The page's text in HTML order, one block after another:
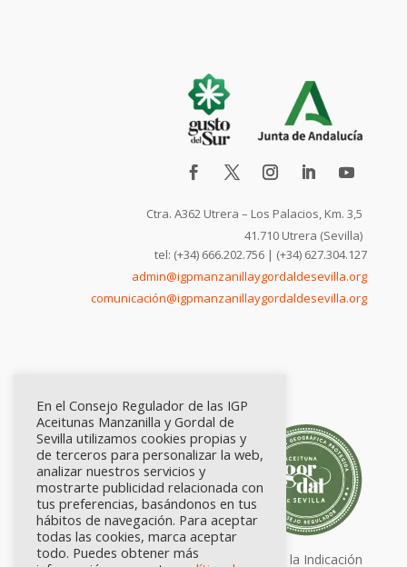
Ctra. A362 Utrera – Los Palacios, Km. 3,5
41.710 Utrera (Sevilla)
tel: (+34) 666.202.756 | (+34) 627.304.127
admin@igpmanzanillaygordaldesevilla.org
comunicación@igpmanzanillaygordaldesevilla.org
Calidad certificada por Origen. Sellos de la Indicación
En el Consejo Regulador de las IGP
Aceitunas Manzanilla y Gordal de
Sevilla utilizamos cookies propias y
de terceros para personalizar la web,
analizar nuestros servicios y
mostrarte publicidad relacionada con
tus preferencias, basándonos en tus
hábitos de navegación. Para aceptar
todas las cookies, marca aceptar
todo. Puedes obtener más